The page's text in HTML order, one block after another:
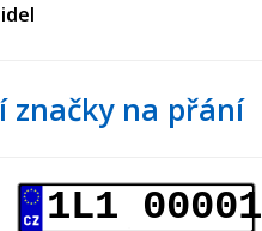
značky na přání
1L1 00001